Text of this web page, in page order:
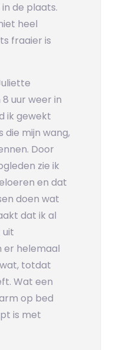
de plaats.
heel
fraaier is
uur weer in
ik gewekt
die mijn wang,
Door
zie ik
en dat
doen wat
dat ik al
er helemaal
totdat
Wat een
op bed
is met